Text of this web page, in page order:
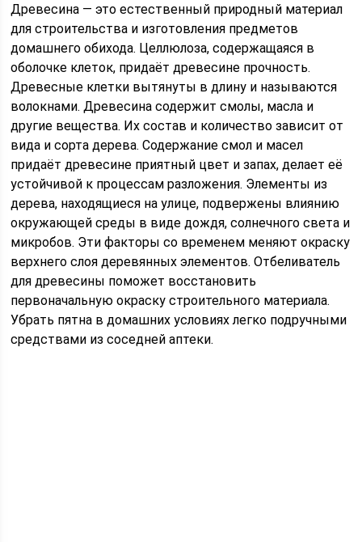
Древесина — это естественный природный материал
для строительства и изготовления предметов
домашнего обихода. Целлюлоза, содержащаяся в
оболочке клеток, придаёт древесине прочность.
Древесные клетки вытянуты в длину и называются
волокнами. Древесина содержит смолы, масла и
другие вещества. Их состав и количество зависит от
вида и сорта дерева. Содержание смол и масел
придаёт древесине приятный цвет и запах, делает её
устойчивой к процессам разложения. Элементы из
дерева, находящиеся на улице, подвержены влиянию
окружающей среды в виде дождя, солнечного света и
микробов. Эти факторы со временем меняют окраску
верхнего слоя деревянных элементов. Отбеливатель
для древесины поможет восстановить
первоначальную окраску строительного материала.
Убрать пятна в домашних условиях легко подручными
средствами из соседней аптеки.